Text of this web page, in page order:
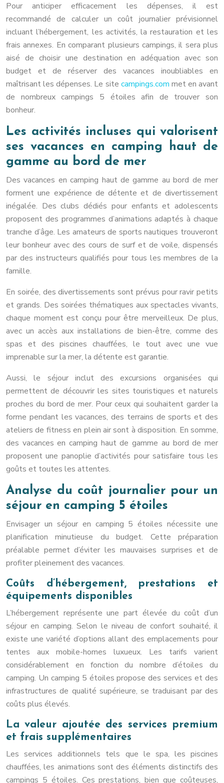
Pour anticiper efficacement les dépenses, il est
recommandé de calculer un coût journalier prévisionnel
incluant l’hébergement, les activités, la restauration et les
frais annexes. En comparant plusieurs campings, il sera plus
aisé de choisir une destination en adéquation avec son
budget et de réserver des vacances inoubliables en
maîtrisant les dépenses. Le site campings.com met en avant
de nombreux campings 5 étoiles afin de trouver son
bonheur.
Les activités incluses qui valorisent
ses vacances en camping haut de
gamme au bord de mer
Des vacances en camping haut de gamme au bord de mer
forment une expérience de détente et de divertissement
inégalée. Des clubs dédiés pour enfants et adolescents
proposent des programmes d’animations adaptés à chaque
tranche d’âge. Les amateurs de sports nautiques trouveront
leur bonheur avec des cours de surf et de voile, dispensés
par des instructeurs qualifiés pour tous les membres de la
famille.
En soirée, des divertissements sont prévus pour ravir petits
et grands. Des soirées thématiques aux spectacles vivants,
chaque moment est conçu pour être merveilleux. De plus,
avec un accès aux installations de bien-être, comme des
spas et des piscines chauffées, le tout avec une vue
imprenable sur la mer, la détente est garantie.
Aussi, le séjour inclut des excursions organisées qui
permettent de découvrir les sites touristiques et naturels
proches du bord de mer. Pour ceux qui souhaitent garder la
forme pendant les vacances, des terrains de sports et des
ateliers de fitness en plein air sont à disposition. En somme,
des vacances en camping haut de gamme au bord de mer
proposent une panoplie d’activités pour satisfaire tous les
goûts et toutes les attentes.
Analyse du coût journalier pour un
séjour en camping 5 étoiles
Envisager un séjour en camping 5 étoiles nécessite une
planification minutieuse du budget. Cette préparation
préalable permet d’éviter les mauvaises surprises et de
profiter pleinement des vacances.
Coûts d’hébergement, prestations et
équipements disponibles
L’hébergement représente une part élevée du coût d’un
séjour en camping. Selon le niveau de confort souhaité, il
existe une variété d’options allant des emplacements pour
tentes aux mobile-homes luxueux. Les tarifs varient
considérablement en fonction du nombre d’étoiles du
camping. Un camping 5 étoiles propose des services et des
infrastructures de qualité supérieure, se traduisant par des
coûts plus élevés.
La valeur ajoutée des services premium
et frais supplémentaires
Les services additionnels tels que le spa, les piscines
chauffées, les animations sont des éléments distinctifs des
campings 5 étoiles. Ces prestations, bien que coûteuses,